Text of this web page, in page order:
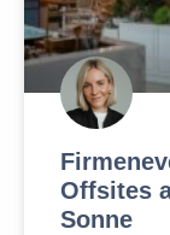
Offsites
Sonne